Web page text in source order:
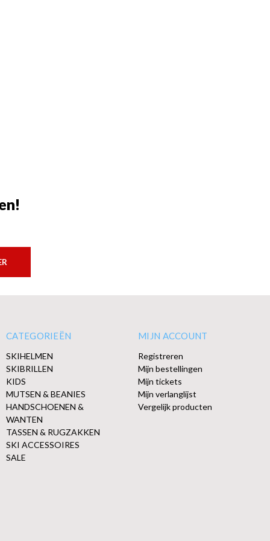
CATEGORIEËN
SKIHELMEN
SKIBRILLEN
KIDS
MUTSEN & BEANIES
HANDSCHOENEN &
WANTEN
TASSEN & RUGZAKKEN
SKI ACCESSOIRES
SALE
MIJN ACCOUNT
Registreren
Mijn bestellingen
Mijn tickets
Mijn verlanglijst
Vergelijk producten